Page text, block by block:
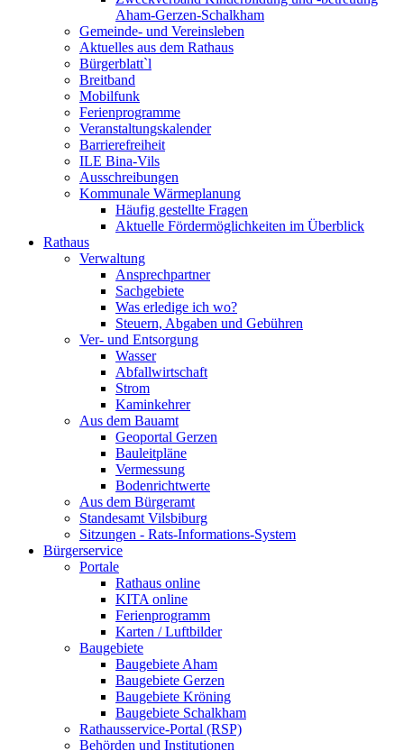
Aham-Gerzen-Schalkham
Gemeinde- und Vereinsleben
Aktuelles aus dem Rathaus
Bürgerblatt`l
Breitband
Mobilfunk
Ferienprogramme
Veranstaltungskalender
Barrierefreiheit
ILE Bina-Vils
Ausschreibungen
Kommunale Wärmeplanung
Häufig gestellte Fragen
Aktuelle Fördermöglichkeiten im Überblick
Rathaus
Verwaltung
Ansprechpartner
Sachgebiete
Was erledige ich wo?
Steuern, Abgaben und Gebühren
Ver- und Entsorgung
Wasser
Abfallwirtschaft
Strom
Kaminkehrer
Aus dem Bauamt
Geoportal Gerzen
Bauleitpläne
Vermessung
Bodenrichtwerte
Aus dem Bürgeramt
Standesamt Vilsbiburg
Sitzungen - Rats-Informations-System
Bürgerservice
Portale
Rathaus online
KITA online
Ferienprogramm
Karten / Luftbilder
Baugebiete
Baugebiete Aham
Baugebiete Gerzen
Baugebiete Kröning
Baugebiete Schalkham
Rathausservice-Portal (RSP)
Behörden und Institutionen